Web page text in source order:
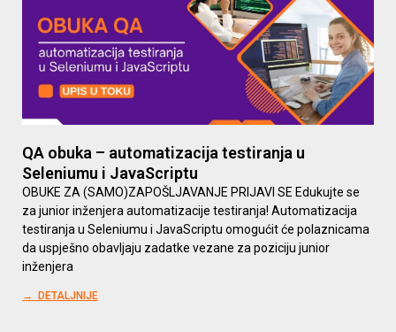
QA obuka – automatizacija testiranja u
Seleniumu i JavaScriptu
OBUKE ZA (SAMO)ZAPOŠLJAVANJE PRIJAVI SE Edukujte se
za junior inženjera automatizacije testiranja! Automatizacija
testiranja u Seleniumu i JavaScriptu omogućit će polaznicama
da uspješno obavljaju zadatke vezane za poziciju junior
inženjera
→ DETALJNIJE